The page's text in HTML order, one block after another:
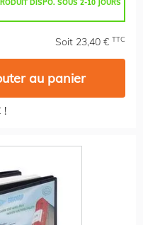
DISPO. SOUS 2-10 JOURS
Soit 23,40 € TTC
au panier
!